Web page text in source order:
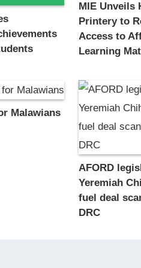
MIE Unveils
Printery to
Access to
Learning
Malawians
AFORD
Yeremiah
fuel deal
DRC